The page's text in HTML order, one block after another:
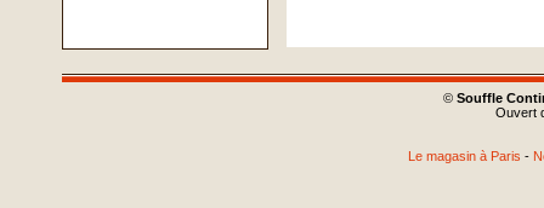
© Souffle
Ouvert
Le magasin à Paris -